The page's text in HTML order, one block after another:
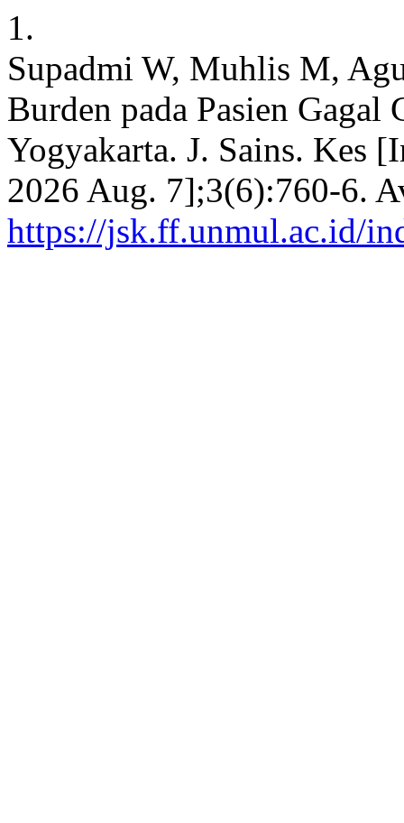
1.
Supadmi W, Muhlis M,
Burden pada Pasien
Yogyakarta. J. Sains. Kes
2026 Aug. 7];3(6):760-6.
https://jsk.ff.unmul.ac.id/